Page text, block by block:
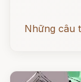
Những câu